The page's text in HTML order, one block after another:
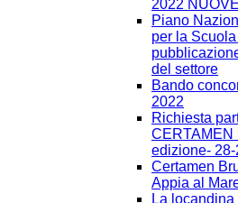
2022
Piano
per la
del settore
Bando
2022
Richiesta
CERTAMEN
edizione-
Certamen
Appia al
La